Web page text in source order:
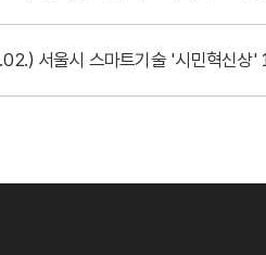
서울시 스마트기술 '시민혁신상'